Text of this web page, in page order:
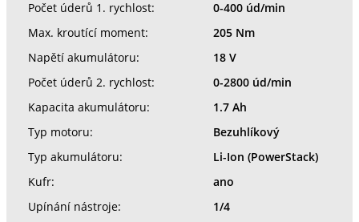
Počet úderů 1. rychlost:
0-400 úd/min
Max. kroutící moment:
205 Nm
Napětí akumulátoru:
18 V
Počet úderů 2. rychlost:
0-2800 úd/min
Kapacita akumulátoru:
1.7 Ah
Typ motoru:
Bezuhlíkový
Typ akumulátoru:
Li-Ion (PowerStack)
Kufr:
ano
Upínání nástroje:
1/4